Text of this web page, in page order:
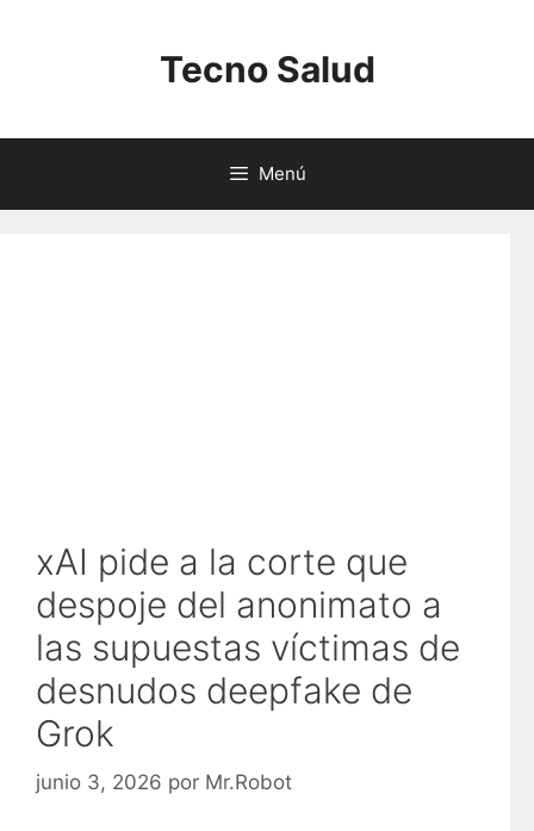
Tecno Salud
Menú
xAI pide a la corte que
despoje del anonimato a
las supuestas víctimas de
desnudos deepfake de
Grok
junio 3, 2026 por Mr.Robot